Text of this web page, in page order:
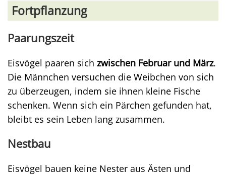
Fortpflanzung
Paarungszeit
Eisvögel paaren sich zwischen Februar und März.
Die Männchen versuchen die Weibchen von sich
zu überzeugen, indem sie ihnen kleine Fische
schenken. Wenn sich ein Pärchen gefunden hat,
bleibt es sein Leben lang zusammen.
Nestbau
Eisvögel bauen keine Nester aus Ästen und